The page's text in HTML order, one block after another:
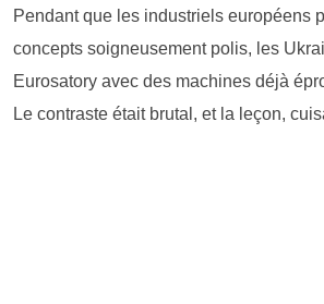
Pendant que les industriels européens
concepts soigneusement polis, les
Eurosatory avec des machines déjà
Le contraste était brutal, et la leçon,